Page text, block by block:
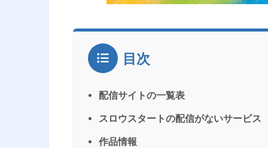
目次
配信サイトの一覧表
スロウスタートの配信がないサービス
作品情報